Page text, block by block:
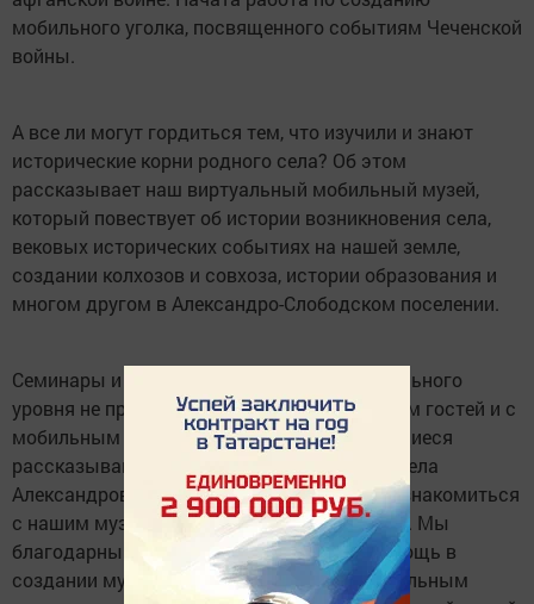
мобильного уголка, посвященного событиям Чеченской
войны.
А все ли могут гордиться тем, что изучили и знают
исторические корни родного села? Об этом
рассказывает наш виртуальный мобильный музей,
который повествует об истории возникновения села,
вековых исторических событиях на нашей земле,
создании колхозов и совхоза, истории образования и
многом другом в Александро-Слободском поселении.
Семинары и мероприятия районного и школьного
уровня не проходят вне музея. Мы знакомим гостей и с
мобильным виртуальным музеем, где учащиеся
рассказывают об истории возникновения села
Александровская Слобода и приглашаем ознакомиться
с нашим музеем и его экспонатами воочию. Мы
благодарны нашим односельчанам за помощь в
создании музея с интересным и содержательным